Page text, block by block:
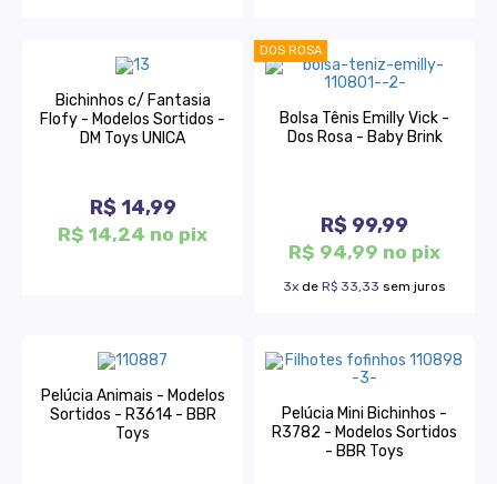
Bichinhos c/ Fantasia
Flofy - Modelos Sortidos -
DM Toys UNICA
R$ 14,99
R$ 14,24 no pix
Bolsa Tênis Emilly Vick -
Dos Rosa - Baby Brink
R$ 99,99
R$ 94,99 no pix
3x de R$ 33,33 sem juros
DOS ROSA
Pelúcia Animais - Modelos
Sortidos - R3614 - BBR
Toys
Pelúcia Mini Bichinhos -
R3782 - Modelos Sortidos
- BBR Toys